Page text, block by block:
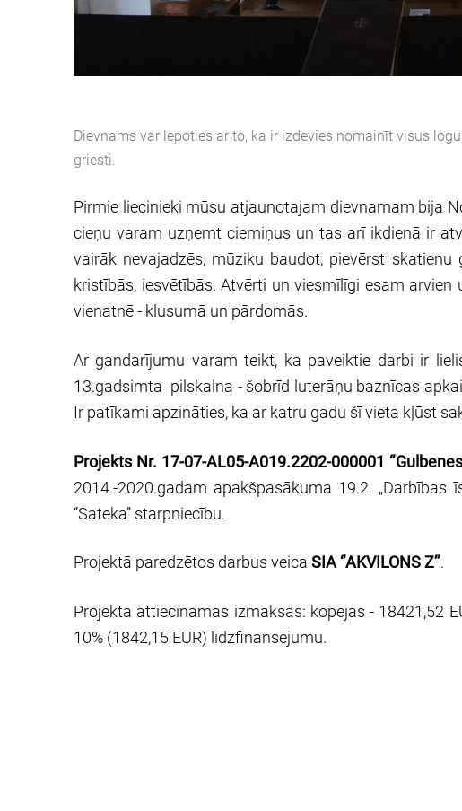
Dievnams var lepoties ar to, ka ir izdevies nomainīt visus
griesti.
Pirmie liecinieki mūsu atjaunotajam dievnamam bija
cieņu varam uzņemt ciemiņus un tas arī ikdienā ir
vairāk nevajadzēs, mūziku baudot, pievērst
kristībās, iesvētībās. Atvērti un viesmīlīgi esam
vienatnē - klusumā un pārdomās.
Ar gandarījumu varam teikt, ka paveiktie darbi ir
13.gadsimta pilskalna - šobrīd luterāņu baznīcas
Ir patīkami apzināties, ka ar katru gadu šī vieta kļūst
Projekts Nr. 17-07-AL05-A019.2202-000001
2014.-2020.gadam apakšpasākuma 19.2.
‘’Sateka’’ starpniecību.
Projektā paredzētos darbus veica SIA ‘’AKVILONS Z’’.
Projekta attiecināmās izmaksas: kopējās - 18421,52
10% (1842,15 EUR) līdzfinansējumu.